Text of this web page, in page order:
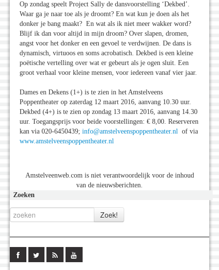
Op zondag speelt Project Sally de dansvoorstelling ‘Dekbed’.
Waar ga je naar toe als je droomt? En wat kun je doen als het
donker je bang maakt? En wat als ik niet meer wakker word?
Blijf ik dan voor altijd in mijn droom? Over slapen, dromen,
angst voor het donker en een gevoel te verdwijnen. De dans is
dynamisch, virtuoos en soms acrobatisch. Dekbed is een kleine
poëtische vertelling over wat er gebeurt als je ogen sluit. Een
groot verhaal voor kleine mensen, voor iedereen vanaf vier jaar.
Dames en Dekens (1+) is te zien in het Amstelveens
Poppentheater op zaterdag 12 maart 2016, aanvang 10.30 uur.
Dekbed (4+) is te zien op zondag 13 maart 2016, aanvang 14.30
uur. Toegangsprijs voor beide voorstellingen: € 8,00. Reserveren
kan via 020-6450439; info@amstelveenspoppentheater.nl of via
www.amstelveenspoppentheater.nl
Amstelveenweb.com is niet verantwoordelijk voor de inhoud
van de nieuwsberichten.
Zoeken